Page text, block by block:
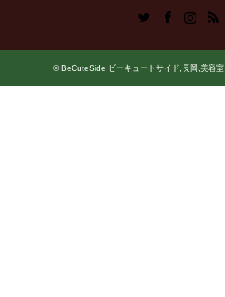
RSS
©BeCuteSide,ビーキュートサイド,長岡,美容室